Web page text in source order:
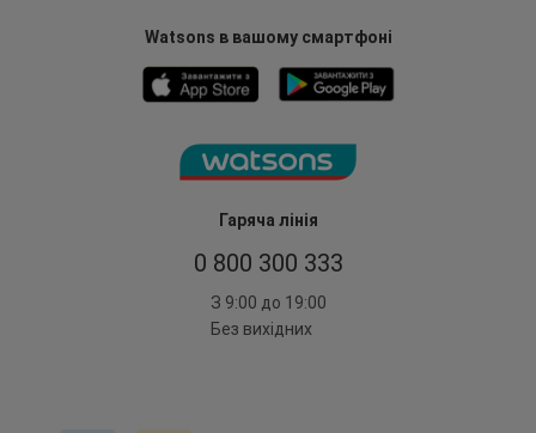
Гаряча лінія
0 800 300 333
З 9:00 до 19:00
Без вихідних
Watsons в вашому смартфоні